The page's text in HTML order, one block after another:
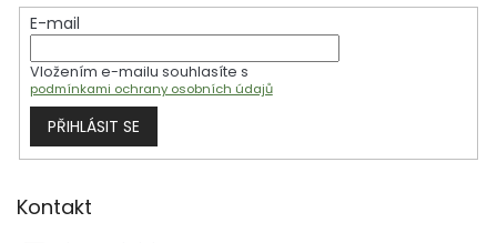
E-mail
Vložením e-mailu souhlasíte s
podmínkami ochrany osobních údajů
PŘIHLÁSIT SE
Kontakt